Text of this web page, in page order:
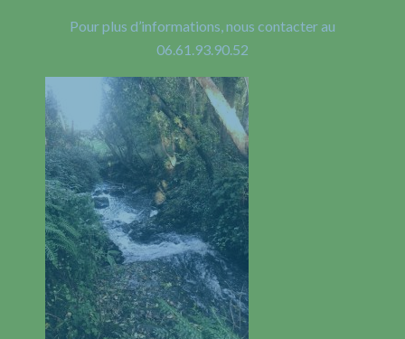
Pour plus d’informations, nous contacter au
06.61.93.90.52